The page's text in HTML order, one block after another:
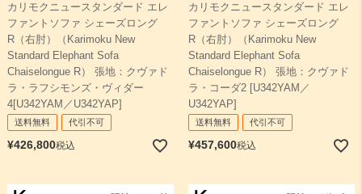
カリモクニュースタンダード エレ
ファントソファ シェーズロング
R（右肘）（Karimoku New
Standard Elephant Sofa
Chaiselongue R） 張地：クヴァド
ラ・ラフシモンズ・ヴィダー
4[U342YAM／U342YAP]
送料無料 代引不可
¥426,800税込
カリモクニュースタンダード エレ
ファントソファ シェーズロング
R（右肘）（Karimoku New
Standard Elephant Sofa
Chaiselongue R） 張地：クヴァド
ラ・コーダ2 [U342YAM／
U342YAP]
送料無料 代引不可
¥457,600税込